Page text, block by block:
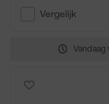
Vergelijk